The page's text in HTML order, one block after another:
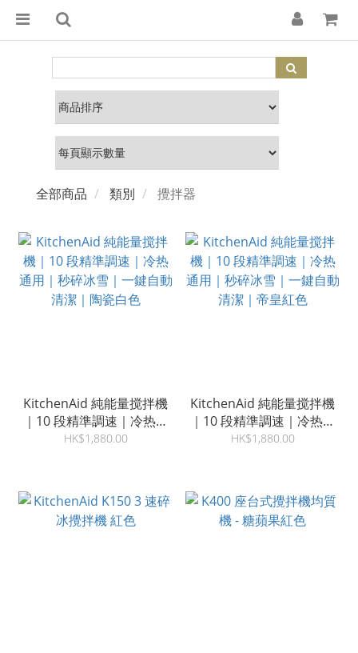
全部商品 類別 攪拌器
KitchenAid 純能量搅拌機
｜10 段精準調速｜冷热通
用｜秒碎冰雪｜一鍵自動清
HK$1,880.00
KitchenAid 純能量搅拌機
｜10 段精準調速｜冷热通
用｜秒碎冰雪｜一鍵自動清
HK$1,880.00